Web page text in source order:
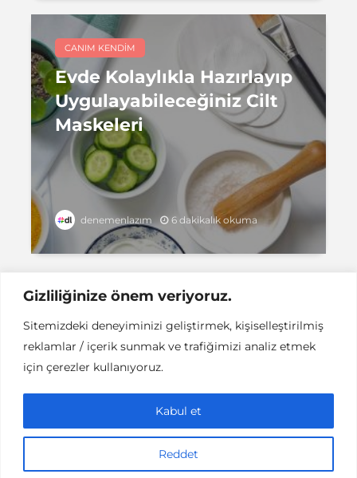
Gizliliğinize önem veriyoruz.
Sitemizdeki deneyiminizi geliştirmek, kişiselleştirilmiş
reklamlar / içerik sunmak ve trafiğimizi analiz etmek
için çerezler kullanıyoruz.
Reddet
Kabul et
CANIM KENDIM
Evde Kolaylıkla Hazırlayıp
Uygulayabileceğiniz Cilt
Maskeleri
denemenlazım 6 dakikalık okuma
This work is licensed under a
International License